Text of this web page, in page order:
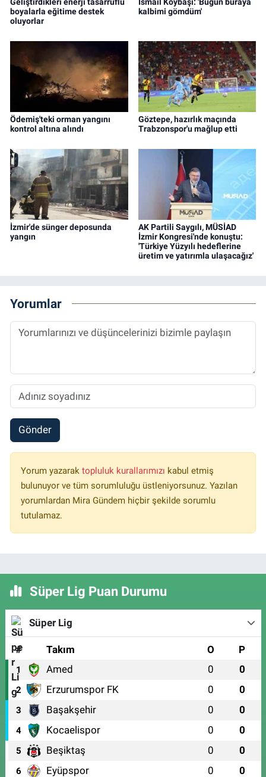
Geliştirdikleri enerji tasarruflu
boyalarla eğitime destek
oluyorlar
İsmail Köybaşı: 'Bugün buraya
kalbimi gömdüm'
Ödemiş'teki orman yangını
kontrol altına alındı
Göztepe, hazırlık maçında
Trabzonspor'u mağlup etti
İzmir'de sünger deposunda
yangın
AK Partili Saygılı, MÜSİAD
İzmir Kongresi'nde konuştu:
'Türkiye Yüzyılı hedeflerine
üretim ve yatırımla ulaşacağız'
Yorumlar
Gönder
Yorum yazarak topluluk kurallarımızı kabul etmiş
bulunuyor ve tüm sorumluluğu üstleniyorsunuz. Yazılan
yorumlardan Mira Gündem hiçbir şekilde sorumlu
tutulamaz.
Süper Lig Puan Durumu
Süper Lig
# Takım O P
1 Amed 0 0
2 Erzurumspor FK 0 0
3 Başakşehir 0 0
4 Kocaelispor 0 0
5 Beşiktaş 0 0
6 Eyüpspor 0 0